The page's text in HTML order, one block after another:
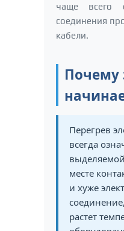
чаще всего
соединения
кабели.
Почему
Перегрев
всегда
месте
и хуже
растет